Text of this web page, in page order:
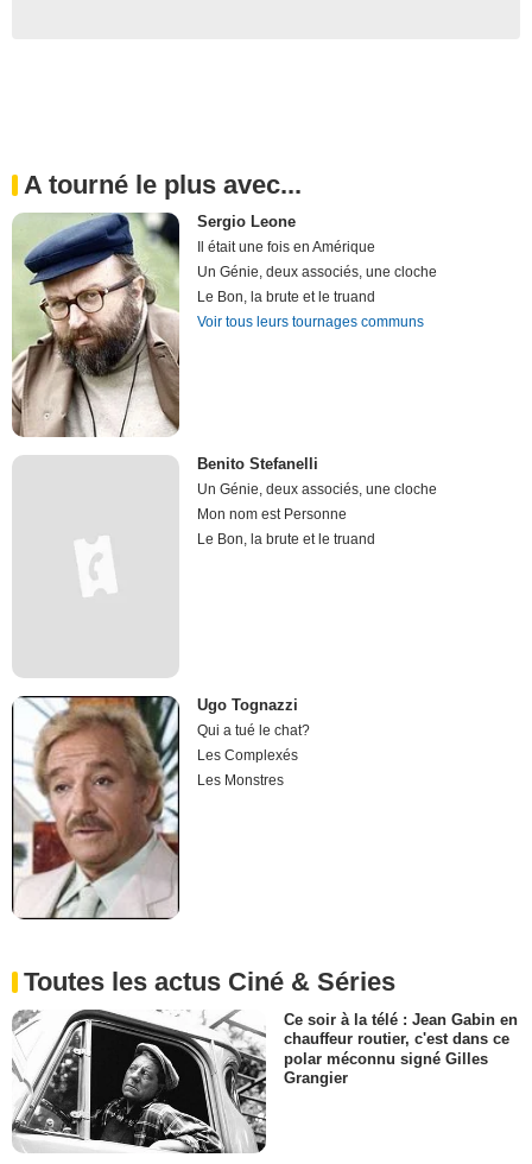
A tourné le plus avec...
Sergio Leone
Il était une fois en Amérique
Un Génie, deux associés, une cloche
Le Bon, la brute et le truand
Voir tous leurs tournages communs
Benito Stefanelli
Un Génie, deux associés, une cloche
Mon nom est Personne
Le Bon, la brute et le truand
Ugo Tognazzi
Qui a tué le chat?
Les Complexés
Les Monstres
Toutes les actus Ciné & Séries
Ce soir à la télé : Jean Gabin en
chauffeur routier, c'est dans ce
polar méconnu signé Gilles
Grangier